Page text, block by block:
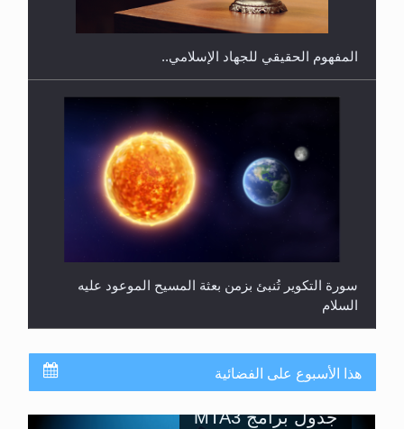
المفهوم الحقيقي للجهاد الإسلامي..
سورة التكوير تُنبئ بزمن بعثة المسيح الموعود عليه
السلام
هذا الأسبوع على الفضائية
جدول برامج MTA3